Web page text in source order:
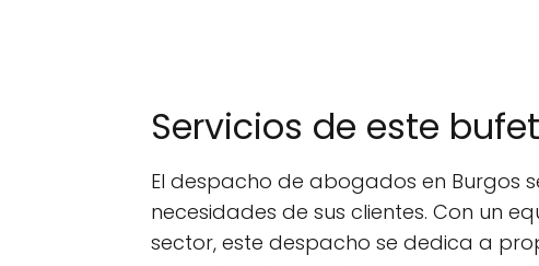
Servicios de este
El despacho de abogados en Burgos
necesidades de sus clientes. Con un
sector, este despacho se dedica a